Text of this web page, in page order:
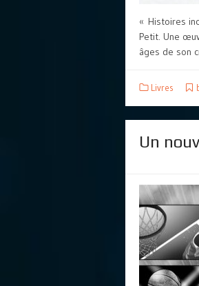
« Histoires
Petit. Une
âges de son
Livres
Un